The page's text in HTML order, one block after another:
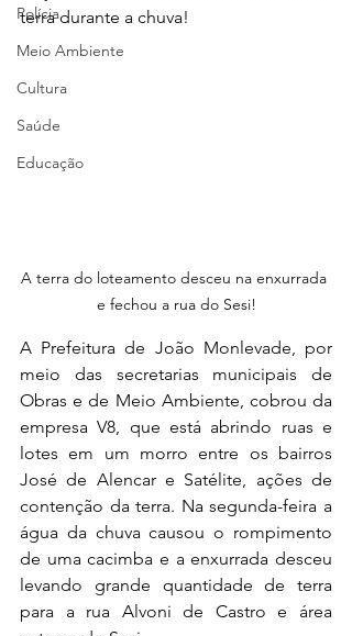
Polícia
Meio Ambiente
Cultura
Saúde
Educação
terra durante a chuva!
A terra do loteamento desceu na enxurrada
e fechou a rua do Sesi!
A Prefeitura de João Monlevade, por
meio das secretarias municipais de
Obras e de Meio Ambiente, cobrou da
empresa V8, que está abrindo ruas e
lotes em um morro entre os bairros
José de Alencar e Satélite, ações de
contenção da terra. Na segunda-feira a
água da chuva causou o rompimento
de uma cacimba e a enxurrada desceu
levando grande quantidade de terra
para a rua Alvoni de Castro e área